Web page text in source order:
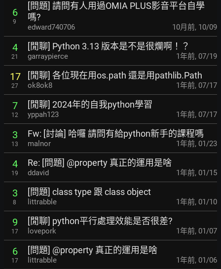
6
9
[問題] 請問有人用過OMIA PLUS影音平台自學
嗎?
edward740706 10月前, 10/09
4
21
[閒聊] Python 3.13 版本是不是很爛啊！？
garraypierce 1年前, 07/19
17
27
[閒聊] 各位現在用os.path 還是用pathlib.Path
ok8ok8 1年前, 07/17
7
12
[閒聊] 2024年的自我python學習
yppah123 1年前, 07/17
3
13
Fw: [討論] 哈囉 請問有給python新手的課程嗎
malnor 1年前, 01/23
4
19
Re: [問題] @property 真正的運用是啥
ddavid 1年前, 01/15
3
8
[問題] class type 跟 class object
littrabble 1年前, 01/10
9
17
[閒聊] python平行處理效能是否很差?
lovepork 1年前, 01/07
6
17
[問題] @property 真正的運用是啥
littrabble 1年前, 01/06